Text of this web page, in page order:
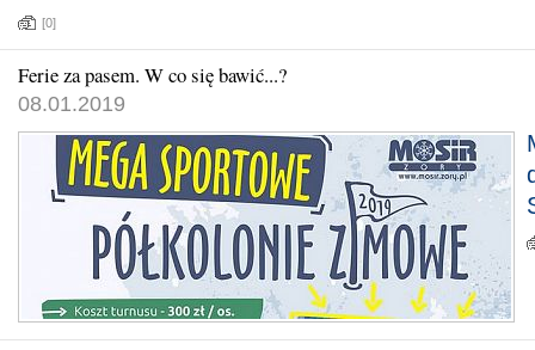
[0]
Ferie za pasem. W co się bawić...?
08.01.2019